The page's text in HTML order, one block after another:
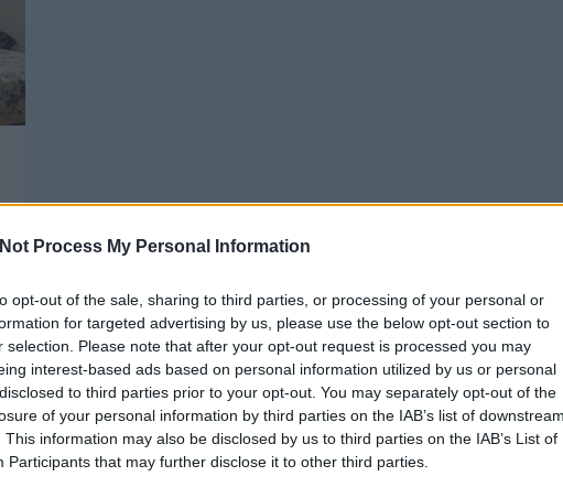
Process My Personal Information
opt-out of the sale, sharing to third parties, or processing of your personal or
for targeted advertising by us, please use the below opt-out section to
selection. Please note that after your opt-out request is processed you may
interest-based ads based on personal information utilized by us or personal
to third parties prior to your opt-out. You may separately opt-out of the
of your personal information by third parties on the IAB’s list of downstream
This information may also be disclosed by us to third parties on the IAB’s List of
Participants that may further disclose it to other third parties.
GARÁZS TAKARÍTÁS, NEW BALANCE,
HUNGARIAN GOOSE DOWN
Miért jó a
személyiségfejlesztés?
TOP 5
Csináld
ötletek
Mejorar